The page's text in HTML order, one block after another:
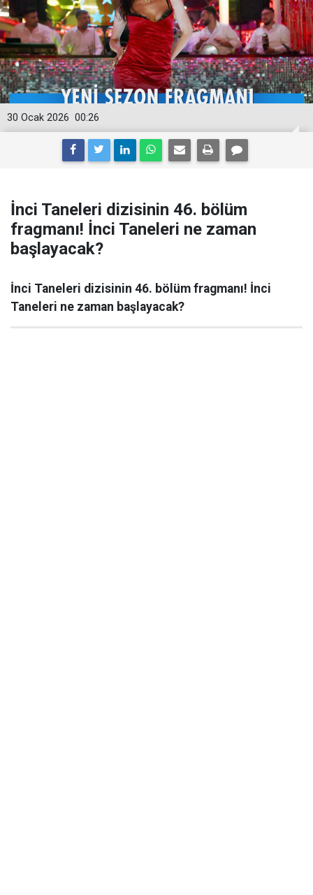
00:26
30 Ocak 2026
İnci Taneleri dizisinin 46. bölüm
fragmanı! İnci Taneleri ne zaman
başlayacak?
İnci Taneleri dizisinin 46. bölüm fragmanı! İnci
Taneleri ne zaman başlayacak?